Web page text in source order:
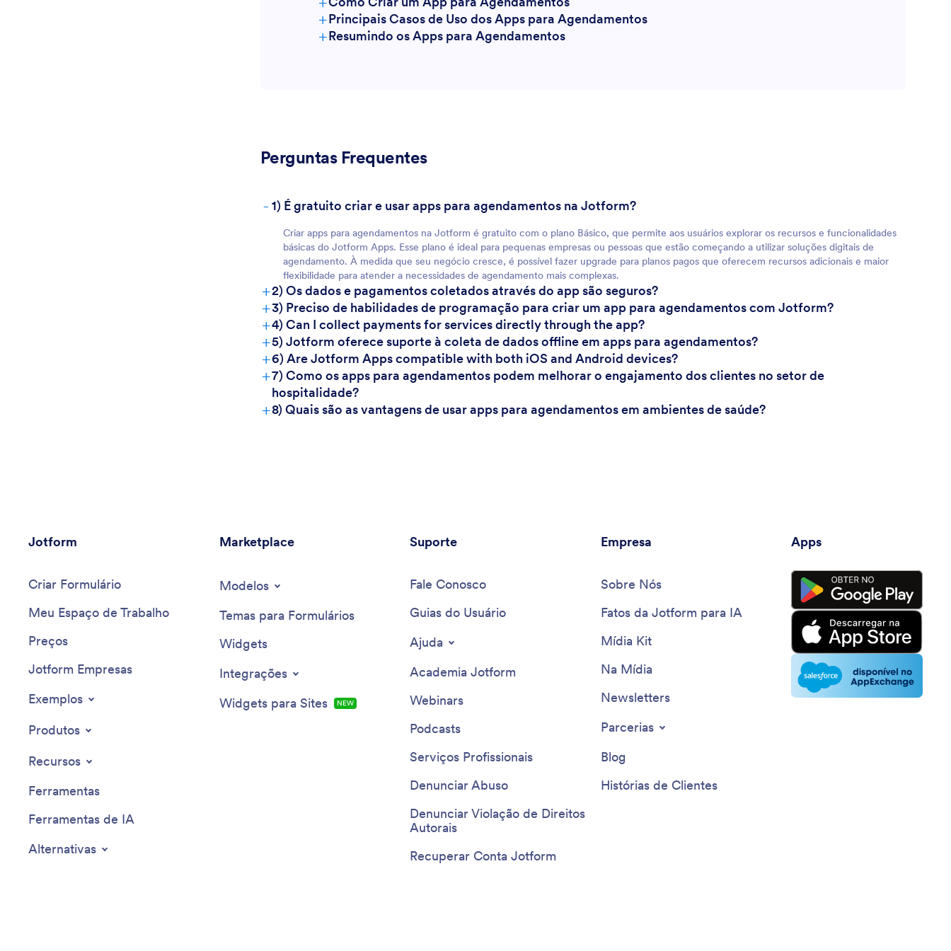
+Principais Casos de Uso dos Apps para Agendamentos
Para gestores
+Resumindo os Apps para Agendamentos
Perguntas Frequentes
- 1) É gratuito criar e usar apps para agendamentos na Jotform?
Criar apps para agendamentos na Jotform é gratuito com o plano Básico, que permite aos usuários explorar os recursos e funcionalidades
básicas do Jotform Apps. Esse plano é ideal para pequenas empresas ou pessoas que estão começando a utilizar soluções digitais de
agendamento. À medida que seu negócio cresce, é possível fazer upgrade para planos pagos que oferecem recursos adicionais e maior
flexibilidade para atender a necessidades de agendamento mais complexas.
+2) Os dados e pagamentos coletados através do app são seguros?
+3) Preciso de habilidades de programação para criar um app para agendamentos com Jotform?
+4) Can I collect payments for services directly through the app?
+5) Jotform oferece suporte à coleta de dados offline em apps para agendamentos?
+6) Are Jotform Apps compatible with both iOS and Android devices?
+7) Como os apps para agendamentos podem melhorar o engajamento dos clientes no setor de
hospitalidade?
+8) Quais são as vantagens de usar apps para agendamentos em ambientes de saúde?
Jotform
Criar Formulário
Meu Espaço de Trabalho
Preços
Jotform Empresas
Exemplos
Produtos
Recursos
Ferramentas
Ferramentas de IA
Alternativas
Marketplace
Modelos
Temas para Formulários
Widgets
Integrações
Widgets para Sites
NEW
Suporte
Fale Conosco
Guias do Usuário
Ajuda
Academia Jotform
Webinars
Podcasts
Serviços Profissionais
Denunciar Abuso
Denunciar Violação de Direitos
Autorais
Recuperar Conta Jotform
Empresa
Sobre Nós
Fatos da Jotform para IA
Mídia Kit
Na Mídia
Newsletters
Parcerias
Blog
Histórias de Clientes
Apps